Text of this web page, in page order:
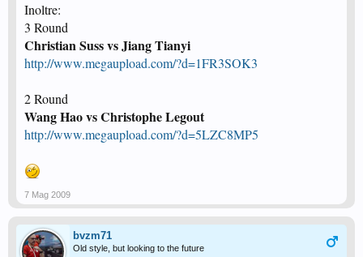
Inoltre:
3 Round
Christian Suss vs Jiang Tianyi
http://www.megaupload.com/?d=1FR3SOK3
2 Round
Wang Hao vs Christophe Legout
http://www.megaupload.com/?d=5LZC8MP5
7 Mag 2009
bvzm71
Old style, but looking to the future